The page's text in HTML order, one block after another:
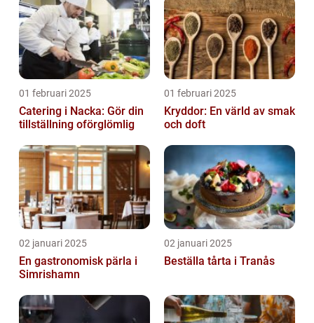
01 februari 2025
Catering i Nacka: Gör din
tillställning oförglömlig
01 februari 2025
Kryddor: En värld av smak
och doft
02 januari 2025
En gastronomisk pärla i
Simrishamn
02 januari 2025
Beställa tårta i Tranås